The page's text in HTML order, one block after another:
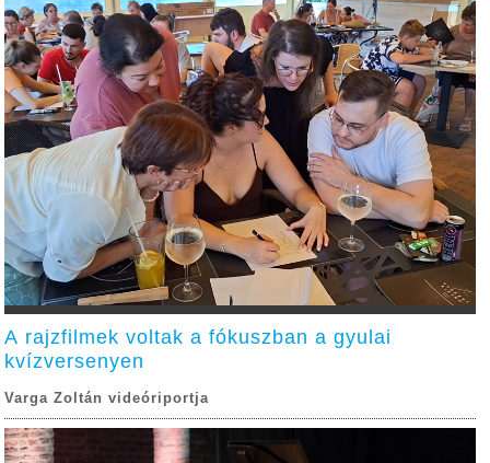
A rajzfilmek voltak a fókuszban a gyulai
kvízversenyen
Varga Zoltán videóriportja